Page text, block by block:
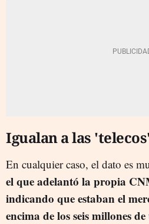
Igualan a las
En cualquier caso, el dato es
el que adelantó la propia
indicando que estaban el
encima de los seis millones